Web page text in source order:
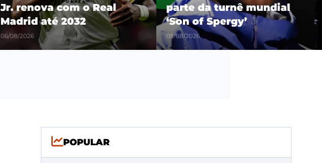
Jr. renova com o Real
Madrid até 2032
06/08/2026
parte da turnê mundial
‘Son of Spergy’
05/08/2026
POPULAR